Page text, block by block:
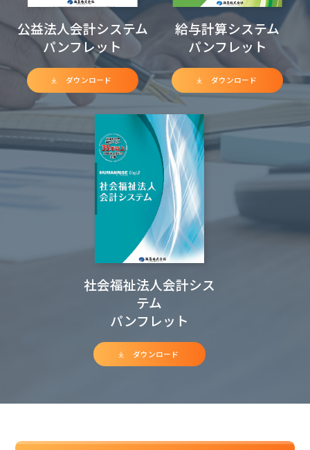
公益法人会計システム
パンフレット
ダウンロード
給与計算システム
パンフレット
ダウンロード
社会福祉法人会計シス
テム
パンフレット
ダウンロード